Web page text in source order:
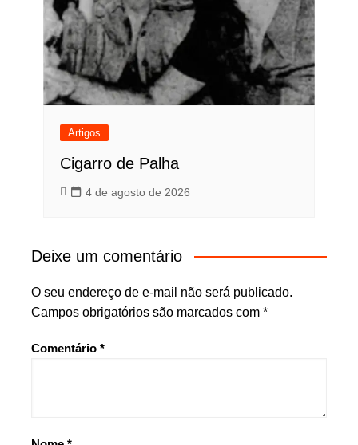
Artigos
Cigarro de Palha
4 de agosto de 2026
Deixe um comentário
O seu endereço de e-mail não será publicado.
Campos obrigatórios são marcados com *
Comentário *